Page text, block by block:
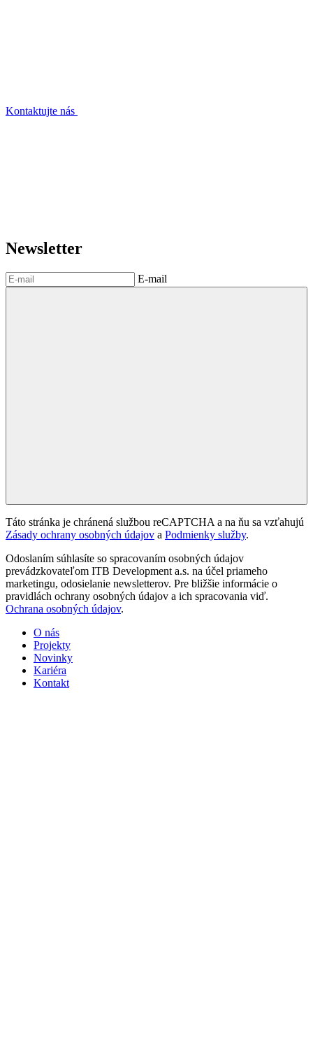
Kontaktujte nás
Newsletter
E-mail
Táto stránka je chránená službou reCAPTCHA a na ňu sa vzťahujú
Zásady ochrany osobných údajov a Podmienky služby.
Odoslaním súhlasíte so spracovaním osobných údajov
prevádzkovateľom ITB Development a.s. na účel priameho
marketingu, odosielanie newsletterov. Pre bližšie informácie o
pravidlách ochrany osobných údajov a ich spracovania viď.
Ochrana osobných údajov.
O nás
Projekty
Novinky
Kariéra
Kontakt